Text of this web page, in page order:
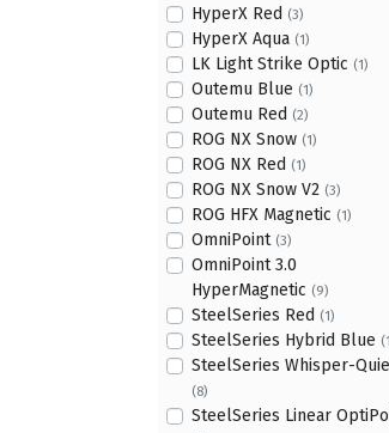
HyperX Red (3)
HyperX Aqua (1)
LK Light Strike Optic (1)
Outemu Blue (1)
Outemu Red (2)
ROG NX Snow (1)
ROG NX Red (1)
ROG NX Snow V2 (3)
ROG HFX Magnetic (1)
OmniPoint (3)
OmniPoint 3.0
HyperMagnetic (9)
SteelSeries Red (1)
SteelSeries Hybrid Blue
SteelSeries Whisper-
(8)
SteelSeries Linear